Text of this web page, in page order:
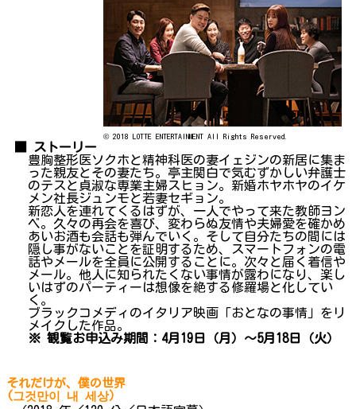
© 2018 LOTTE ENTERTAINMENT All Rights Reserved.
■ ストーリー
豊胸整形医ソクホと精神科医の妻イェジンの新居に集ま
った親友とその妻たち。亭主関白で気むずかしい弁護士
のテスと貞淑な専業主婦スヒョン。新婚ホヤホヤのイケ
メン社長ジュンモと若妻セギョン。
新恋人を連れてくるはずが、一人でやって来た教師ヨン
ベ。久々の再会を喜び、変わらぬ友情や夫婦愛を確かめ
あいお酒も会話も弾んでいく。そして自分たちの間には
隠し事がないことを証明するため、スマートフォンの電
話やメールを全員に公開することに。次々と届く着信や
メール。他人に知られたくない事情が露わになり、楽し
いはずのパーティーは想像を絶する修羅場と化してい
く。
ブラックコメディのイタリア映画「おとなの事情」をリ
メイクした作品。
※ 観覧お申込み期間：4月19日（月）～5月18日（火）
それだけが、僕の世界
(그것만이 내 세상）